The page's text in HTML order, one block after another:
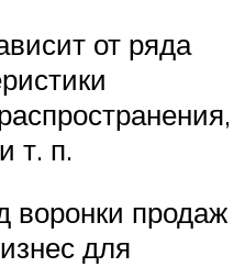
от ряда
т. п.
воронки продаж
для